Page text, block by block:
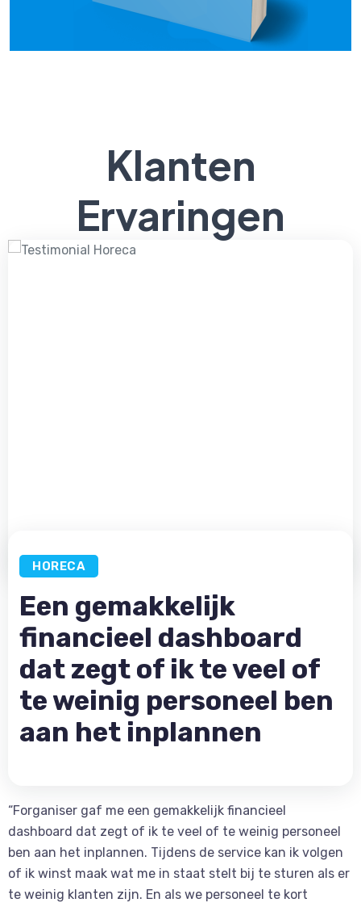
Klanten
Ervaringen
HORECA
Een gemakkelijk
financieel dashboard
dat zegt of ik te veel of
te weinig personeel ben
aan het inplannen
“Forganiser gaf me een gemakkelijk financieel
dashboard dat zegt of ik te veel of te weinig personeel
ben aan het inplannen. Tijdens de service kan ik volgen
of ik winst maak wat me in staat stelt bij te sturen als er
te weinig klanten zijn. En als we personeel te kort